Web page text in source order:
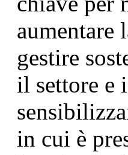
aumentare
gestire
il settore e
in cui è